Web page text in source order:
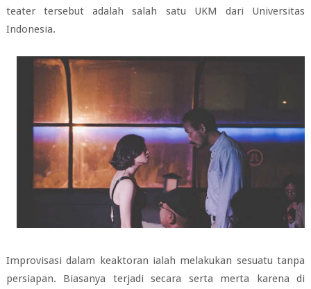
teater tersebut adalah salah satu UKM dari Universitas
Indonesia.
Improvisasi dalam keaktoran ialah melakukan sesuatu tanpa
persiapan. Biasanya terjadi secara serta merta karena di